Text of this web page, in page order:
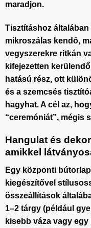
maradjon.
Tisztításhoz
mikroszálas kendő,
vegyszerekre ritkán
kifejezetten
hatású rész, ott
és a szemcsés
hagyhat. A cél az,
“ceremóniát”, mégis
Hangulat és
amikkel
Egy központi
kiegészítővel
összeállítások
1–2 tárgy (például
kisebb váza vagy